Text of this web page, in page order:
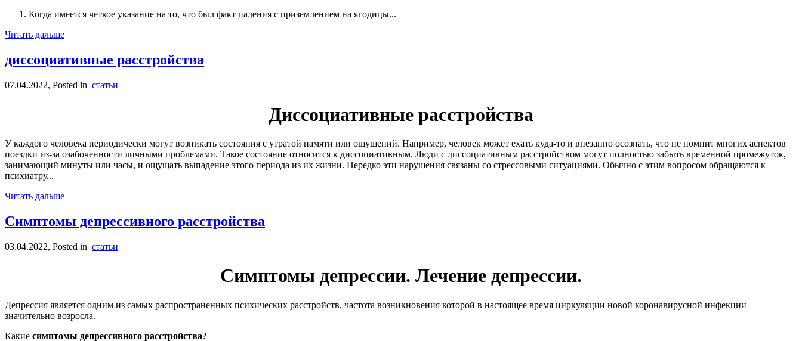
Когда имеется четкое указание на то, что был факт падения с приземлением на ягодицы...
Читать дальше
диссоциативные расстройства
07.04.2022, Posted in статьи
Диссоциативные расстройства
У каждого человека периодически могут возникать состояния с утратой памяти или ощущений. Например, человек может ехать куда-то и внезапно осознать, что не помнит многих аспектов
поездки из-за озабоченности личными проблемами. Такое состояние относится к диссоциативным. Люди с диссоциативным расстройством могут полностью забыть временной промежуток,
занимающий минуты или часы, и ощущать выпадение этого периода из их жизни. Нередко эти нарушения связаны со стрессовыми ситуациями. Обычно с этим вопросом обращаются к
психиатру...
Читать дальше
Симптомы депрессивного расстройства
03.04.2022, Posted in статьи
Симптомы депрессии. Лечение депрессии.
Депрессия является одним из самых распространенных психических расстройств, частота возникновения которой в настоящее время циркуляции новой коронавирусной инфекции
значительно возросла.
Какие симптомы депрессивного расстройства?